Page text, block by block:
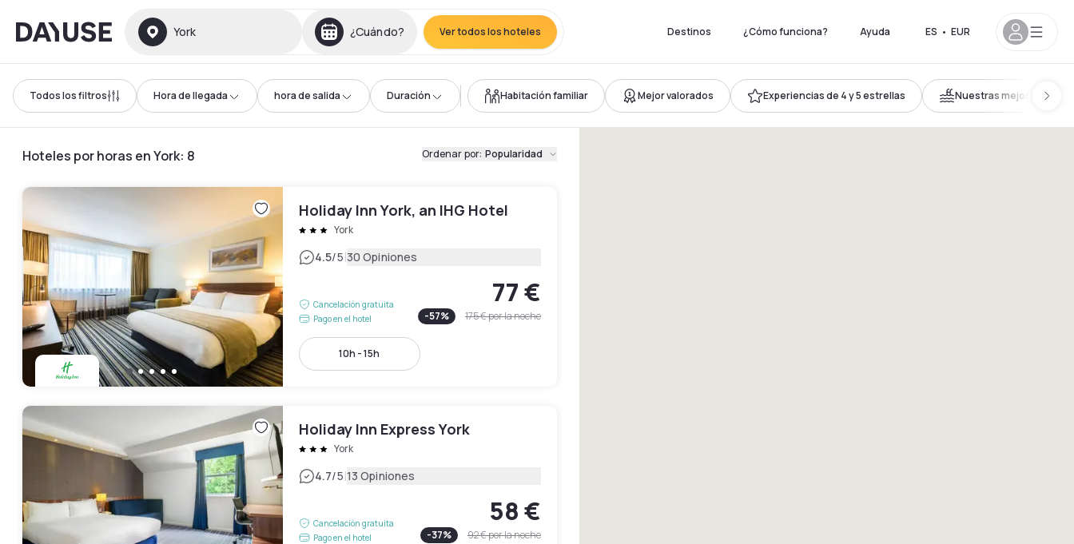
Dayuse York ¿Cuándo? Ver todos los hoteles Destinos ¿Cómo funciona? Ayuda ES • EUR
Todos los filtros Hora de llegada hora de salida Duración Habitación familiar Mejor valorados Experiencias de 4 y 5 estrellas Nuestras mejores
Hoteles por horas en York: 8 Ordenar por: Popularidad
Holiday Inn York, an IHG Hotel
York
4.5/5|30 Opiniones
Cancelación gratuita
Pago en el hotel
77 €
-57% 175 €por la noche
10h - 15h
Holiday Inn Express York
York
4.7/5|13 Opiniones
Cancelación gratuita
Pago en el hotel
58 €
-37% 92 €por la noche